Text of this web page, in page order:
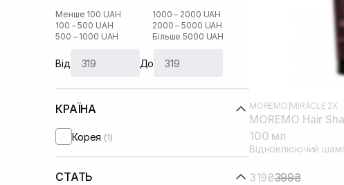
Менше 100 UAH
100 – 500 UAH
500 – 1000 UAH
1000 – 2000 UAH
2000 – 5000 UAH
Більше 5000 UAH
Від До
КРАЇНА
Корея (1)
СТАТЬ
MOREMO MIRACLE 2X
MOREMO Hair
100 мл
Відновлюючий
319₴399₴